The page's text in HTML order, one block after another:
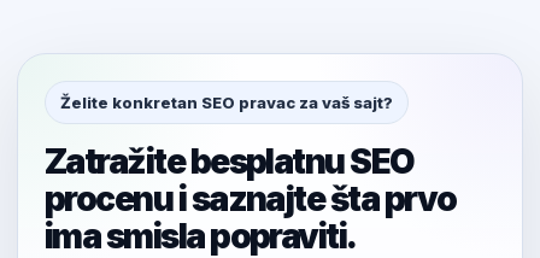
Želite konkretan SEO pravac za vaš sajt?
Zatražite besplatnu SEO
procenu i saznajte šta prvo
ima smisla popraviti.